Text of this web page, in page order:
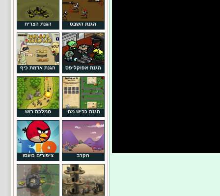
הגנת השבט הגנת הצריח
הגנת אפוקליפס הגנת אדמת כיף
הגנת כביש מהי ממלכת רוש
הקרב ציפורים כועסו